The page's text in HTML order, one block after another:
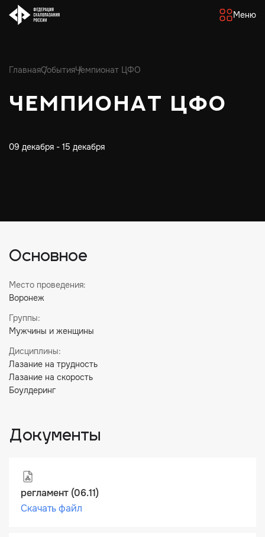
Меню
ГлавнаяСобытияЧемпионат ЦФО
Чемпионат ЦФО
09 декабря - 15 декабря
Основное
Место проведения:
Воронеж
Группы:
Мужчины и женщины
Дисциплины:
Лазание на трудность
Лазание на скорость
Боулдеринг
Документы
регламент (06.11)
Скачать файл